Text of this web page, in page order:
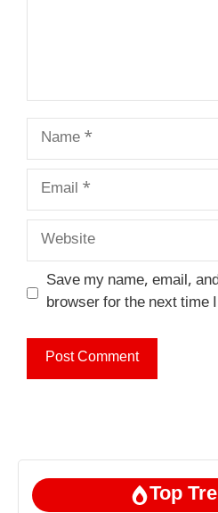
Name
Email
Website
Save my name, email,
browser for the next time
Top